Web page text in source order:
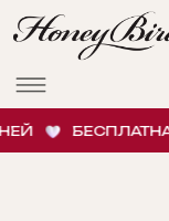
БЕСПЛАТНАЯ